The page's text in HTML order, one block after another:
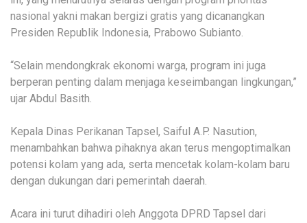
nasional yakni makan bergizi gratis yang dicanangkan
Presiden Republik Indonesia, Prabowo Subianto.
“Selain mendongkrak ekonomi warga, program ini juga
berperan penting dalam menjaga keseimbangan lingkungan,”
ujar Abdul Basith.
Kepala Dinas Perikanan Tapsel, Saiful A.P. Nasution,
menambahkan bahwa pihaknya akan terus mengoptimalkan
potensi kolam yang ada, serta mencetak kolam-kolam baru
dengan dukungan dari pemerintah daerah.
Acara ini turut dihadiri oleh Anggota DPRD Tapsel dari